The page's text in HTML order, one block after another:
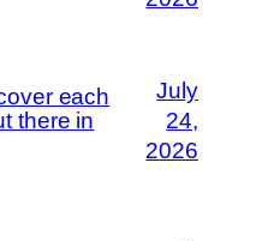
each
there in
July
24,
2026